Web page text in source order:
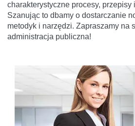
charakterystyczne procesy, przepisy
Szanując to dbamy o dostarczanie
metodyk i narzędzi. Zapraszamy na
administracja publiczna!